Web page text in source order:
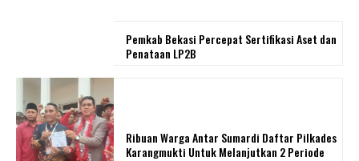
Pemkab Bekasi Percepat Sertifikasi Aset dan
Penataan LP2B
Ribuan Warga Antar Sumardi Daftar Pilkades
Karangmukti Untuk Melanjutkan 2 Periode